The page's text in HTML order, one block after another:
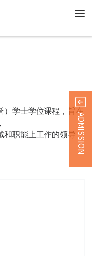
）学士学位课程，旨在
和职能上工作的领导 ADMISSION